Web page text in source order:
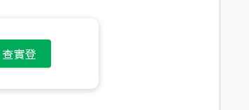
查實登